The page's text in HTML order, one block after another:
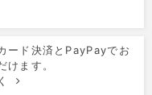
ード決済とPayPayでお
けます。